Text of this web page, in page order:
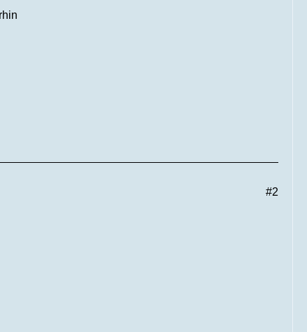
#2